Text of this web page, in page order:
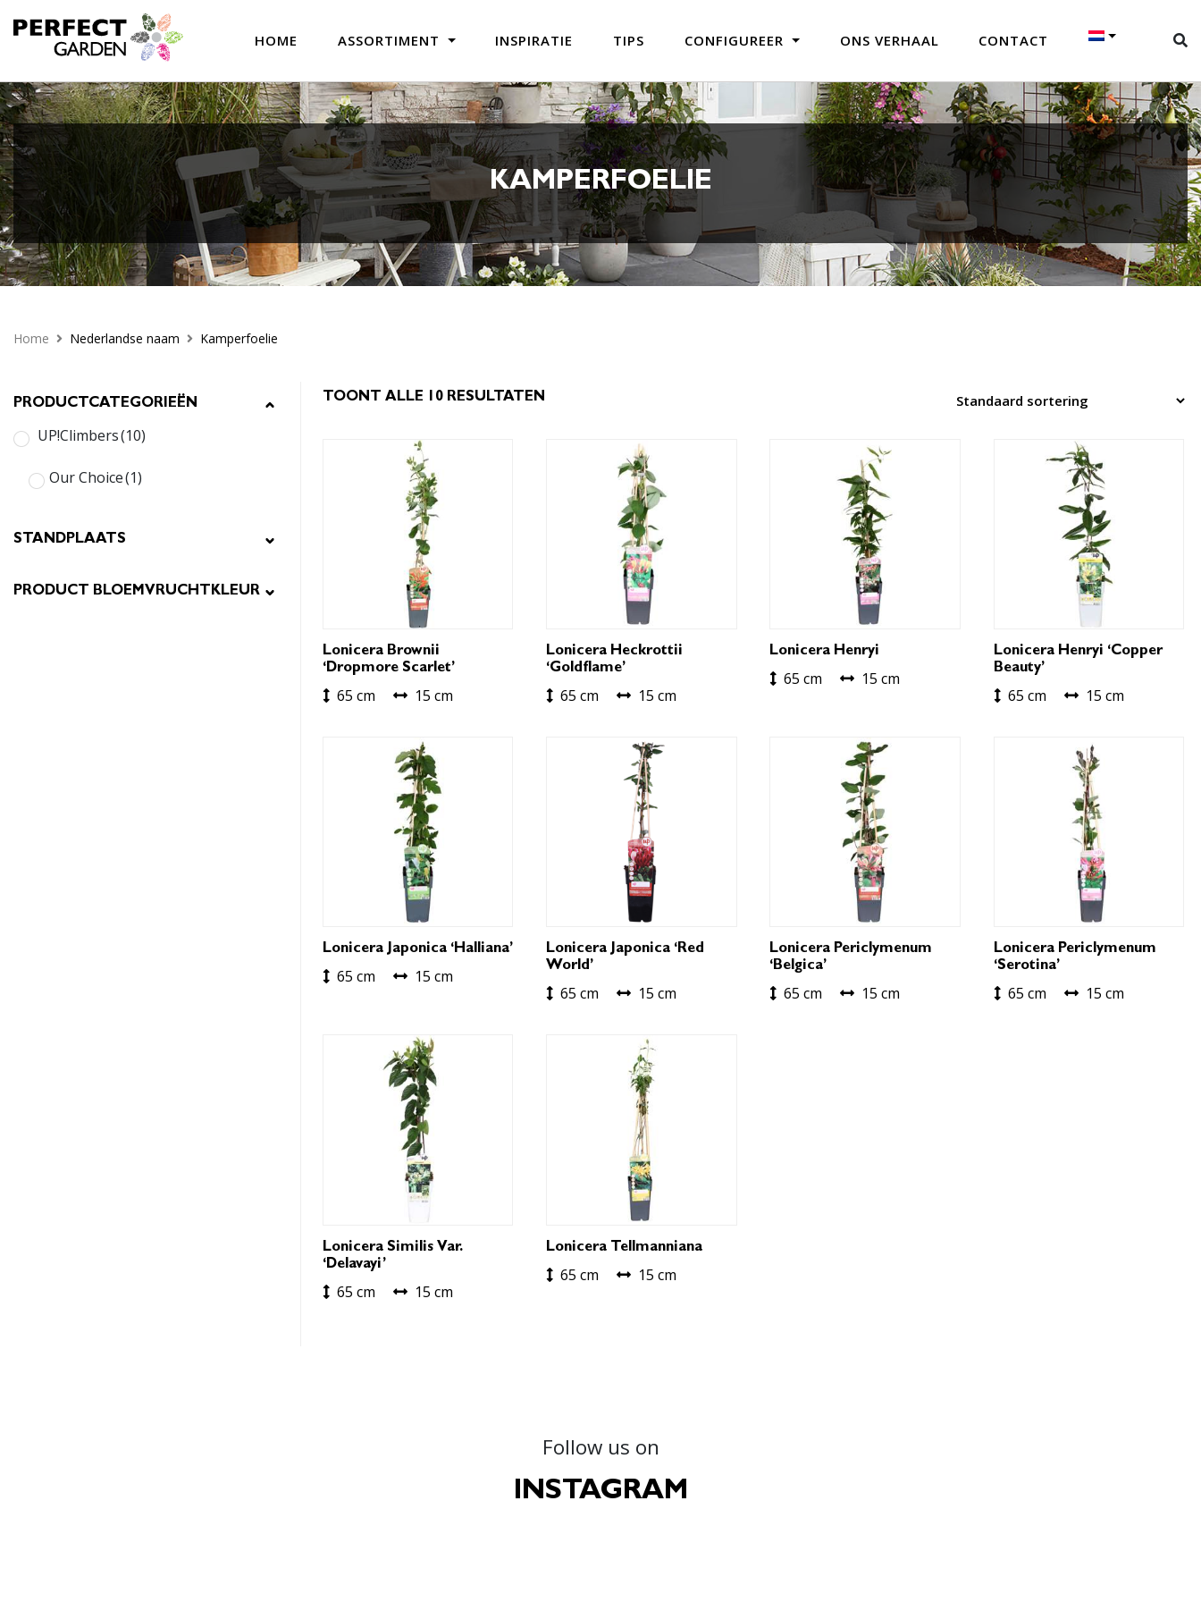
HOME ASSORTIMENT INSPIRATIE TIPS CONFIGUREER ONS VERHAAL CONTACT
KAMPERFOELIE
Home Nederlandse naam Kamperfoelie
PRODUCTCATEGORIEËN
UP!Climbers(10)
Our Choice(1)
STANDPLAATS
PRODUCT BLOEMVRUCHTKLEUR
TOONT ALLE 10 RESULTATEN
Lonicera Brownii
‘Dropmore Scarlet’
65 cm 15 cm
Lonicera Heckrottii
‘Goldflame’
65 cm 15 cm
Lonicera Henryi
65 cm 15 cm
Lonicera Henryi ‘Copper
Beauty’
65 cm 15 cm
Lonicera Japonica ‘Halliana’
65 cm 15 cm
Lonicera Japonica ‘Red
World’
65 cm 15 cm
Lonicera Periclymenum
‘Belgica’
65 cm 15 cm
Lonicera Periclymenum
‘Serotina’
65 cm 15 cm
Lonicera Similis Var.
‘Delavayi’
65 cm 15 cm
Lonicera Tellmanniana
65 cm 15 cm
Follow us on
INSTAGRAM